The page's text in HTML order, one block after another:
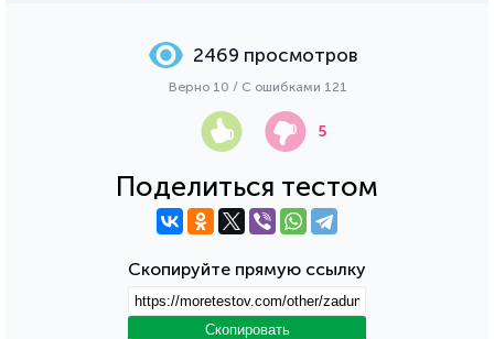
Поделиться тестом
Скопируйте прямую ссылку
Скопировать
2469 просмотров
Верно 10 / С ошибками 121
5